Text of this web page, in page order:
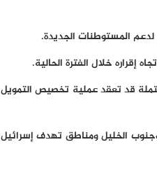
المستوطنات الجديدة.
إقراره خلال الفترة الحالية.
قد تعقد عملية تخصيص التمويل
الخليل ومناطق تهدف إسرائيل